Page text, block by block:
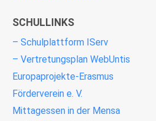
SCHULLINKS
– Schulplattform IServ
– Vertretungsplan WebUntis
Europaprojekte-Erasmus
Förderverein e. V.
Mittagessen in der Mensa